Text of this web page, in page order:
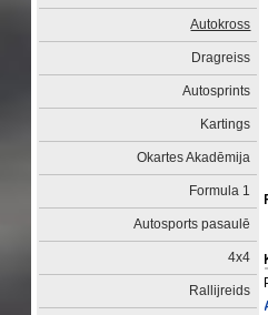
Autokross
Dragreiss
Autosprints
Kartings
Okartes Akadēmija
Formula 1
Autosports pasaulē
4x4
Rallijreids